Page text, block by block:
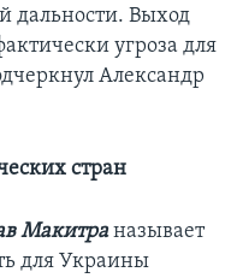
дальности. Выход
угроза для
Александр
стран
Макитраназывает
для Украины